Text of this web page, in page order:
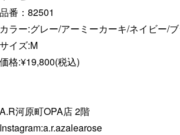
品番：82501
カラー:グレー/アーミーカーキ/ネイビー/
サイズ:M
価格:¥19,800(税込)
A.R河原町OPA店 2階
Instagram:a.r.azalearose